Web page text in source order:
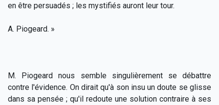
en être persuadés ; les mystifiés auront leur tour.
A. Piogeard. »
M. Piogeard nous semble singulièrement se débattre
contre l'évidence. On dirait qu'à son insu un doute se glisse
dans sa pensée ; qu'il redoute une solution contraire à ses